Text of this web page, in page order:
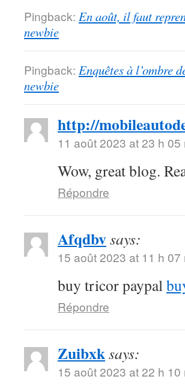
Pingback: En août, il faut
newbie
Pingback: Enquêtes à l’ombre
newbie
http://
11 août 2023 at 23 h 05
Wow, great blog.
Répondre
Afqdbvsays:
15 août 2023 at 11 h 07
buy tricor paypal
Répondre
Zuibxksays:
15 août 2023 at 22 h 10